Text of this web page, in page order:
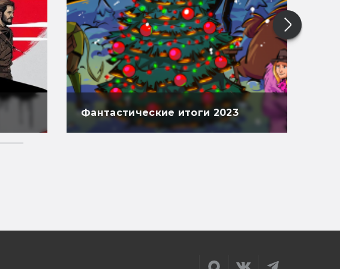
Фантастические итоги 2023